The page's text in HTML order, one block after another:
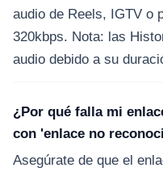
audio de Reels, IGTV o
320kbps. Nota: las
audio debido a su
¿Por qué falla mi
con 'enlace no
Asegúrate de que el